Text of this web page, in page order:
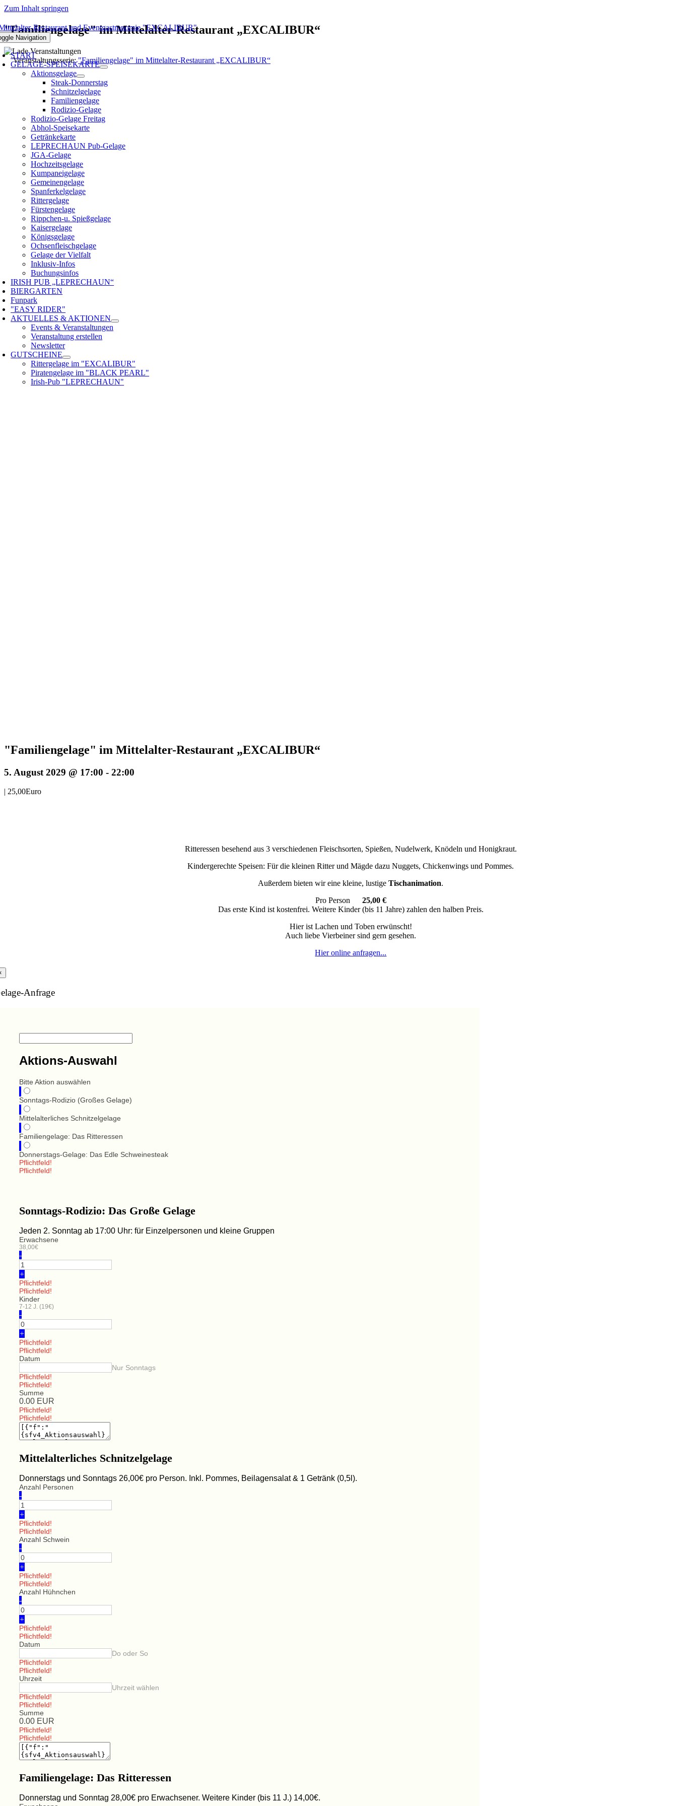
Zum Inhalt springen
Navigation
START
GELAGE-SPEISEKARTE
Aktionsgelage
Steak-Donnerstag
Schnitzelgelage
Familiengelage
Rodizio-Gelage
Rodizio-Gelage Freitag
Abhol-Speisekarte
Getränkekarte
LEPRECHAUN Pub-Gelage
JGA-Gelage
Hochzeitsgelage
Kumpaneigelage
Gemeinengelage
Spanferkelgelage
Rittergelage
Fürstengelage
Rippchen-u. Spießgelage
Kaisergelage
Königsgelage
Ochsenfleischgelage
Gelage der Vielfalt
Inklusiv-Infos
Buchungsinfos
IRISH PUB „LEPRECHAUN“
BIERGARTEN
Funpark
"EASY RIDER"
AKTUELLES & AKTIONEN
Events & Veranstaltungen
Veranstaltung erstellen
Newsletter
GUTSCHEINE
Rittergelage im "EXCALIBUR"
Piratengelage im "BLACK PEARL"
Irish-Pub "LEPRECHAUN"
"Familiengelage" im Mittelalter-Restaurant „EXCALIBUR“
Veranstaltungsserie:"Familiengelage" im Mittelalter-Restaurant „EXCALIBUR“
"Familiengelage" im Mittelalter-Restaurant „EXCALIBUR“
5. August 2029 @ 17:00 - 22:00
| 25,00Euro
Ritteressen besehend aus 3 verschiedenen Fleischsorten, Spießen, Nudelwerk, Knödeln und Honigkraut.
Kindergerechte Speisen: Für die kleinen Ritter und Mägde dazu Nuggets, Chickenwings und Pommes.
Außerdem bieten wir eine kleine, lustigeTischanimation.
Pro Person 25,00 €
Das erste Kind ist kostenfrei. Weitere Kinder (bis 11 Jahre) zahlen den halben Preis.
Hier ist Lachen und Toben erwünscht!
Auch liebe Vierbeiner sind gern gesehen.
Hier online anfragen...
Anfrage
Aktions-Auswahl
Bitte Aktion auswählen
Sonntags-Rodizio (Großes Gelage)
Mittelalterliches Schnitzelgelage
Familiengelage: Das Ritteressen
Donnerstags-Gelage: Das Edle Schweinesteak
Pflichtfeld!
Pflichtfeld!
Sonntags-Rodizio: Das Große Gelage
Jeden 2. Sonntag ab 17:00 Uhr: für Einzelpersonen und kleine Gruppen
Erwachsene
38,00€
-
+
Pflichtfeld!
Pflichtfeld!
Kinder
7-12 J. (19€)
-
+
Pflichtfeld!
Pflichtfeld!
Datum
Nur Sonntags
Pflichtfeld!
Pflichtfeld!
Summe
0.00 EUR
Pflichtfeld!
Pflichtfeld!
Mittelalterliches Schnitzelgelage
Donnerstags und Sonntags 26,00€ pro Person. Inkl. Pommes, Beilagensalat & 1 Getränk (0,5l).
Anzahl Personen
-
+
Pflichtfeld!
Pflichtfeld!
Anzahl Schwein
-
+
Pflichtfeld!
Pflichtfeld!
Anzahl Hühnchen
-
+
Pflichtfeld!
Pflichtfeld!
Datum
Do oder So
Pflichtfeld!
Pflichtfeld!
Uhrzeit
Uhrzeit wählen
Pflichtfeld!
Pflichtfeld!
Summe
0.00 EUR
Pflichtfeld!
Pflichtfeld!
Familiengelage: Das Ritteressen
Donnerstag und Sonntag 28,00€ pro Erwachsener. Weitere Kinder (bis 11 J.) 14,00€.